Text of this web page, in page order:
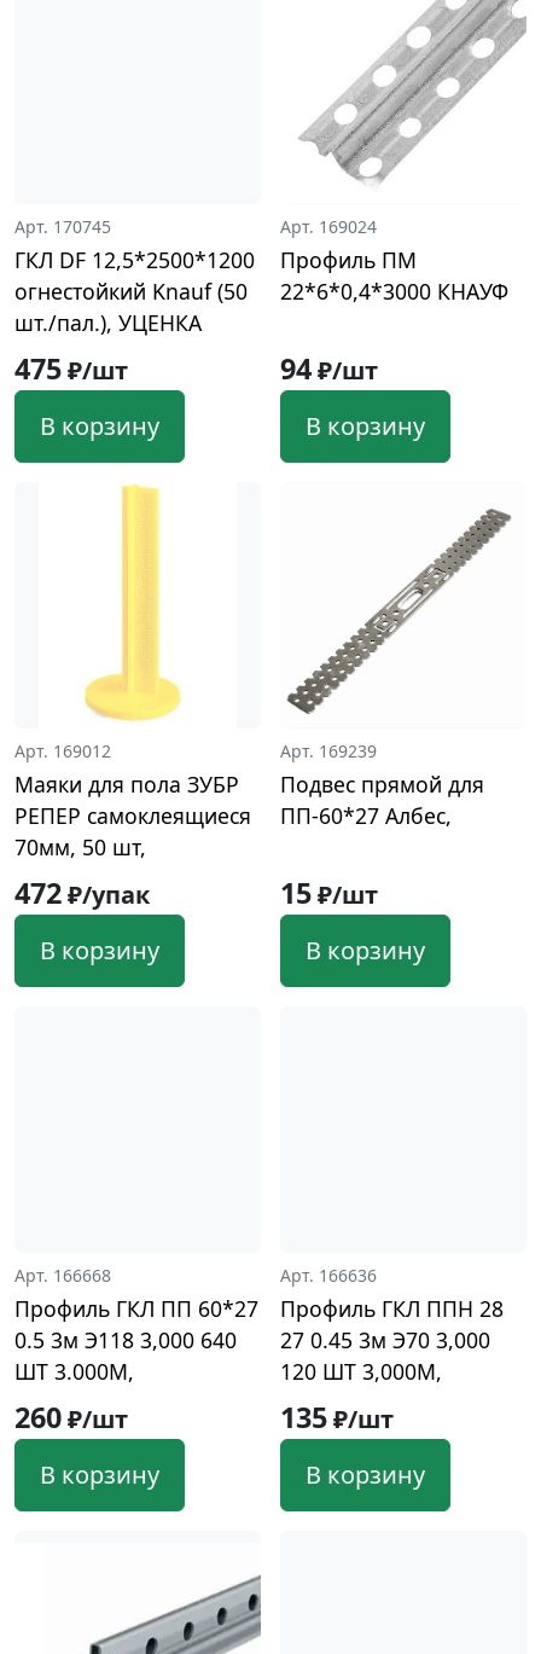
Арт. 170745
ГКЛ DF 12,5*2500*1200
огнестойкий Knauf (50
шт./пал.), УЦЕНКА
475₽/шт
В корзину
Арт. 169024
Профиль ПМ
22*6*0,4*3000 КНАУФ
94₽/шт
В корзину
Арт. 169012
Маяки для пола ЗУБР
РЕПЕР самоклеящиеся
70мм, 50 шт,
472₽/упак
В корзину
Арт. 169239
Подвес прямой для
ПП-60*27 Албес,
15₽/шт
В корзину
Арт. 166668
Профиль ГКЛ ПП 60*27
0.5 3м Э118 3,000 640
ШТ 3.000М,
260₽/шт
В корзину
Арт. 166636
Профиль ГКЛ ППН 28
27 0.45 3м Э70 3,000
120 ШТ 3,000М,
135₽/шт
В корзину